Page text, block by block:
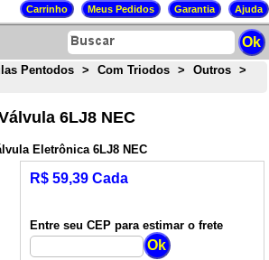
Pentodos > Com Triodos > Outros
>
6LJ8 NEC
Eletrônica 6LJ8 NEC
R$ 59,39 Cada
Entre seu CEP para estimar o frete